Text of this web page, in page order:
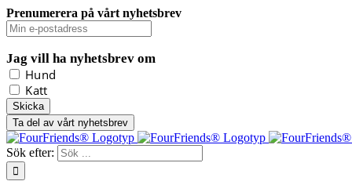
Prenumerera på vårt nyhetsbrev
Jag vill ha nyhetsbrev om
Hund
Katt
Ta del av vårt nyhetsbrev
Sök efter: